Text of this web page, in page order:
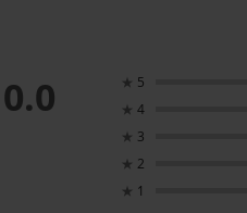
0.0 ★ 5
★ 4
★ 3
★ 2
★ 1